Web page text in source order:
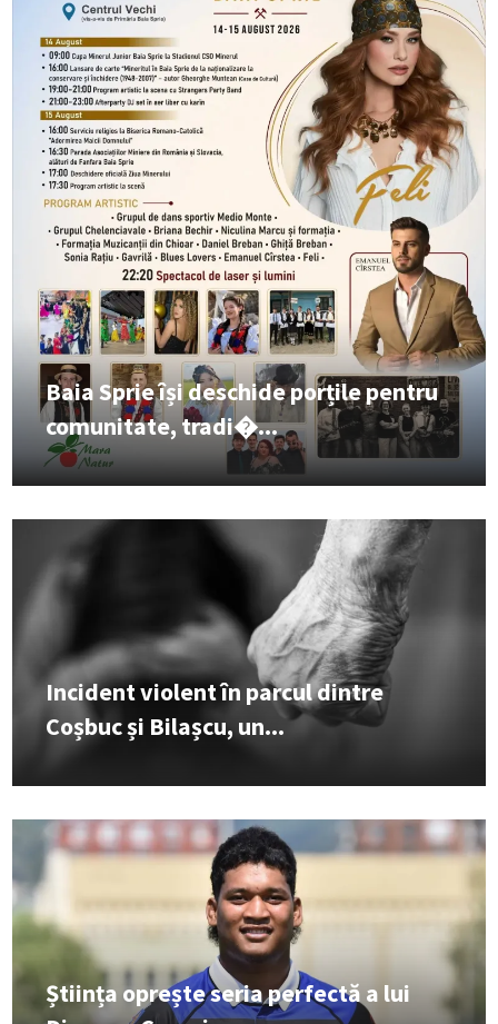
Baia Sprie își deschide porțile pentru
comunitate, tradi�...
Incident violent în parcul dintre
Coșbuc și Bilașcu, un...
Știința oprește seria perfectă a lui